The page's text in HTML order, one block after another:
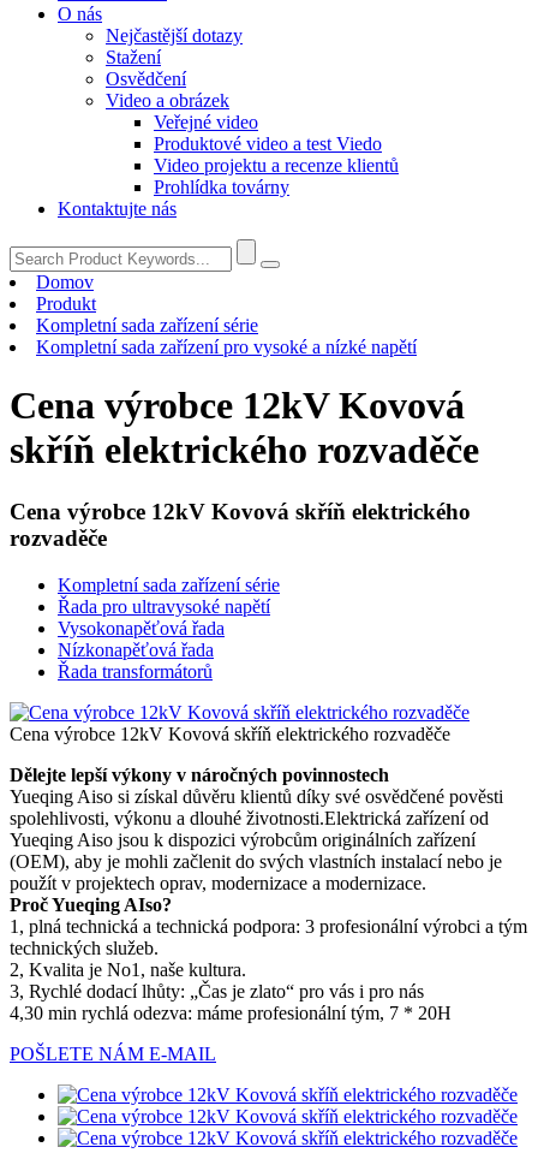
O nás
Nejčastější dotazy
Stažení
Osvědčení
Video a obrázek
Veřejné video
Produktové video a test Viedo
Video projektu a recenze klientů
Prohlídka továrny
Kontaktujte nás
Domov
Produkt
Kompletní sada zařízení série
Kompletní sada zařízení pro vysoké a nízké napětí
Cena výrobce 12kV Kovová
skříň elektrického rozvaděče
Cena výrobce 12kV Kovová skříň elektrického
rozvaděče
Kompletní sada zařízení série
Řada pro ultravysoké napětí
Vysokonapěťová řada
Nízkonapěťová řada
Řada transformátorů
Cena výrobce 12kV Kovová skříň elektrického rozvaděče
Dělejte lepší výkony v náročných povinnostech
Yueqing Aiso si získal důvěru klientů díky své osvědčené pověsti
spolehlivosti, výkonu a dlouhé životnosti.Elektrická zařízení od
Yueqing Aiso jsou k dispozici výrobcům originálních zařízení
(OEM), aby je mohli začlenit do svých vlastních instalací nebo je
použít v projektech oprav, modernizace a modernizace.
Proč Yueqing AIso?
1, plná technická a technická podpora: 3 profesionální výrobci a tým
technických služeb.
2, Kvalita je No1, naše kultura.
3, Rychlé dodací lhůty: „Čas je zlato“ pro vás i pro nás
4,30 min rychlá odezva: máme profesionální tým, 7 * 20H
POŠLETE NÁM E-MAIL